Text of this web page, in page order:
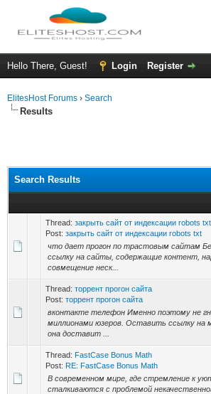
Hello There, Guest! Login Register
ElitesHost Forums › Search
Results
Search Results
Thread: закрыть сайт от индексации robots txt
Post: закрыть сайт от индексации robots txt
что дает прогон по трастовым сайтам
ссылку на сайты, содержащие контент,
совмещение неск...
Thread: торрент прогон сайта
Post: торрент прогон сайта
вконтакте телефон Именно поэтому не
миллионами юзеров. Оставить ссылку на
она доставит ...
Thread: FastCase Bonus Math
Post: RE: FastCase Bonus Math
В современном мире, где стремление к
сталкиваются с проблемой